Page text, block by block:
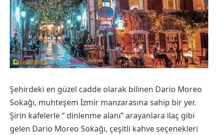
Şehirdeki en güzel cadde olarak bilinen Dario Moreo
Sokağı, muhteşem İzmir manzarasına sahip bir yer.
Şirin kafelerle “ dinlenme alanı” arayanlara ilaç gibi
gelen Dario Moreo Sokağı, çeşitli kahve seçenekleri